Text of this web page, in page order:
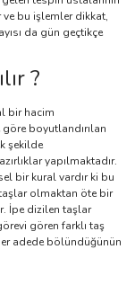
ve bu işlemler dikkat,
da gün geçtikçe
?
bir hacim
boyutlandırılan
şekilde
yapılmaktadır.
bir kural vardır ki bu
olmaktan öte bir
İpe dizilen taşlar
gören farklı taş
adede bölündüğünün